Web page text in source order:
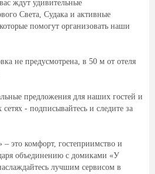
ждут удивительные
Света, Судака и активные
помогут организовать наши
не предусмотрена, в 50 м от отеля
предложения для наших гостей и
- подписывайтесь и следите за
это комфорт, гостеприимство и
объединению с домиками «У
лучшим сервисом в